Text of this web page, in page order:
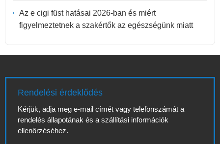
Az e cigi füst hatásai 2026-ban és miért
figyelmeztetnek a szakértők az egészségünk miatt
Rendelési érdeklődés
Kérjük, adja meg e-mail címét vagy telefonszámát a
rendelés állapotának és a szállítási információk
ellenőrzéséhez.